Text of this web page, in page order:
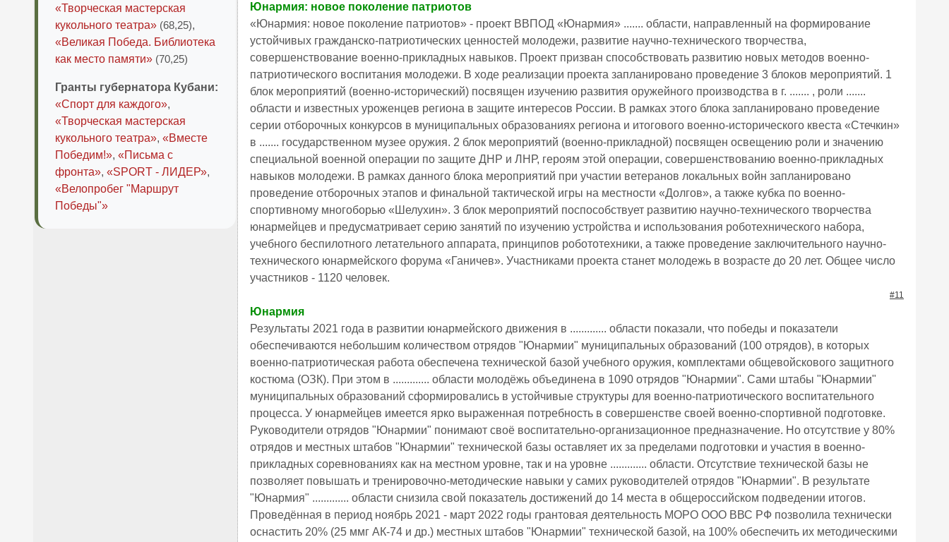
«Творческая мастерская
кукольного театра» (68,25),
«Великая Победа. Библиотека
как место памяти» (70,25)
Гранты губернатора Кубани:
«Спорт для каждого»,
«Творческая мастерская
кукольного театра», «Вместе
Победим!», «Письма с
фронта», «SPORT - ЛИДЕР»,
«Велопробег "Маршрут
Победы"»
Юнармия: новое поколение патриотов
«Юнармия: новое поколение патриотов» - проект ВВПОД «Юнармия» ....... области, направленный на формирование
устойчивых гражданско-патриотических ценностей молодежи, развитие научно-технического творчества,
совершенствование военно-прикладных навыков. Проект призван способствовать развитию новых методов военно-
патриотического воспитания молодежи. В ходе реализации проекта запланировано проведение 3 блоков мероприятий. 1
блок мероприятий (военно-исторический) посвящен изучению развития оружейного производства в г. ....... , роли .......
области и известных уроженцев региона в защите интересов России. В рамках этого блока запланировано проведение
серии отборочных конкурсов в муниципальных образованиях региона и итогового военно-исторического квеста «Стечкин»
в ....... государственном музее оружия. 2 блок мероприятий (военно-прикладной) посвящен освещению роли и значению
специальной военной операции по защите ДНР и ЛНР, героям этой операции, совершенствованию военно-прикладных
навыков молодежи. В рамках данного блока мероприятий при участии ветеранов локальных войн запланировано
проведение отборочных этапов и финальной тактической игры на местности «Долгов», а также кубка по военно-
спортивному многоборью «Шелухин». 3 блок мероприятий поспособствует развитию научно-технического творчества
юнармейцев и предусматривает серию занятий по изучению устройства и использования роботехнического набора,
учебного беспилотного летательного аппарата, принципов робототехники, а также проведение заключительного научно-
технического юнармейского форума «Ганичев». Участниками проекта станет молодежь в возрасте до 20 лет. Общее число
участников - 1120 человек.
#11
Юнармия
Результаты 2021 года в развитии юнармейского движения в ............. области показали, что победы и показатели
обеспечиваются небольшим количеством отрядов "Юнармии" муниципальных образований (100 отрядов), в которых
военно-патриотическая работа обеспечена технической базой учебного оружия, комплектами общевойскового защитного
костюма (ОЗК). При этом в ............. области молодёжь объединена в 1090 отрядов "Юнармии". Сами штабы "Юнармии"
муниципальных образований сформировались в устойчивые структуры для военно-патриотического воспитательного
процесса. У юнармейцев имеется ярко выраженная потребность в совершенстве своей военно-спортивной подготовке.
Руководители отрядов "Юнармии" понимают своё воспитательно-организационное предназначение. Но отсутствие у 80%
отрядов и местных штабов "Юнармии" технической базы оставляет их за пределами подготовки и участия в военно-
прикладных соревнованиях как на местном уровне, так и на уровне ............. области. Отсутствие технической базы не
позволяет повышать и тренировочно-методические навыки у самих руководителей отрядов "Юнармии". В результате
"Юнармия" ............. области снизила свой показатель достижений до 14 места в общероссийском подведении итогов.
Проведённая в период ноябрь 2021 - март 2022 годы грантовая деятельность МОРО ООО ВВС РФ позволила технически
оснастить 20% (25 ммг АК-74 и др.) местных штабов "Юнармии" технической базой, на 100% обеспечить их методическими